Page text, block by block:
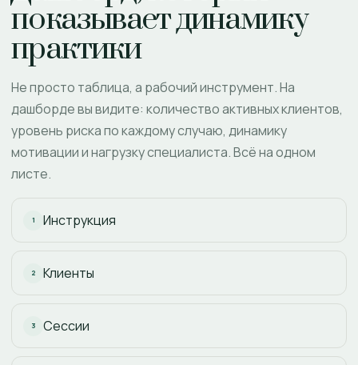
показывает динамику
практики
Не просто таблица, а рабочий инструмент. На
дашборде вы видите: количество активных клиентов,
уровень риска по каждому случаю, динамику
мотивации и нагрузку специалиста. Всё на одном
листе.
1 Инструкция
2 Клиенты
3 Сессии